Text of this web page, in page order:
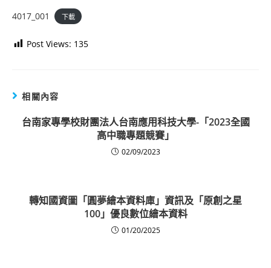
4017_001 下載
Post Views: 135
相關內容
台南家專學校財團法人台南應用科技大學-「2023全國
高中職專題競賽」
02/09/2023
轉知國資圖「圓夢繪本資料庫」資訊及「原創之星
100」優良數位繪本資料
01/20/2025